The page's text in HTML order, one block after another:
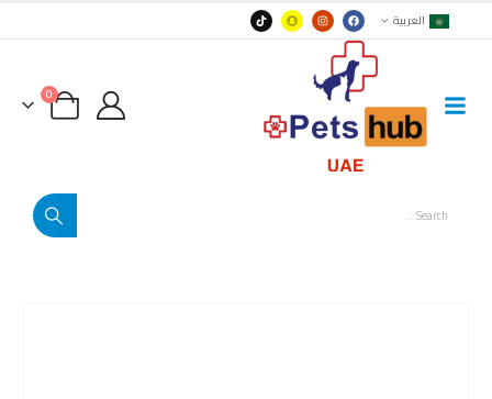
العربية
0